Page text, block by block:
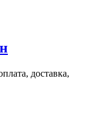
доставка,